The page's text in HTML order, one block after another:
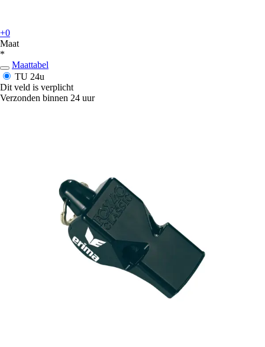
+0
Maat
*
Maattabel
TU 24u
Dit veld is verplicht
Verzonden binnen 24 uur